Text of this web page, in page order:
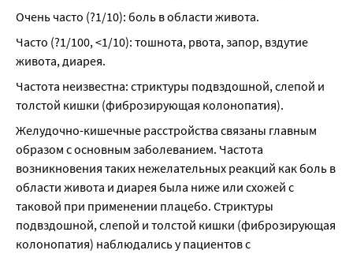
Очень часто (?1/10): боль в области живота.
Часто (?1/100, <1/10): тошнота, рвота, запор, вздутие
живота, диарея.
Частота неизвестна: стриктуры подвздошной, слепой и
толстой кишки (фиброзирующая колонопатия).
Желудочно-кишечные расстройства связаны главным
образом с основным заболеванием. Частота
возникновения таких нежелательных реакций как боль в
области живота и диарея была ниже или схожей с
таковой при применении плацебо. Стриктуры
подвздошной, слепой и толстой кишки (фиброзирующая
колонопатия) наблюдались у пациентов с